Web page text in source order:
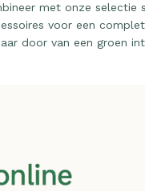
met onze selectie
voor een
door van een groen